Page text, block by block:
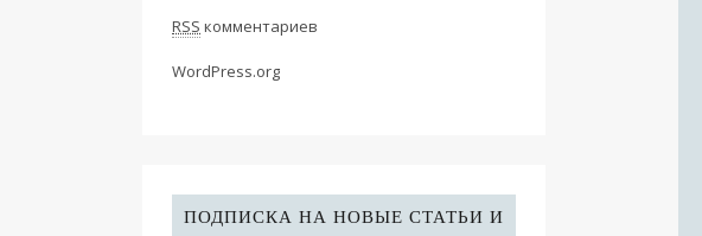
RSS комментариев
WordPress.org
ПОДПИСКА НА НОВЫЕ СТАТЬИ И